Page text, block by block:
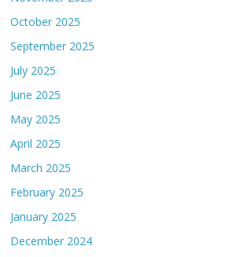
October 2025
September 2025
July 2025
June 2025
May 2025
April 2025
March 2025
February 2025
January 2025
December 2024